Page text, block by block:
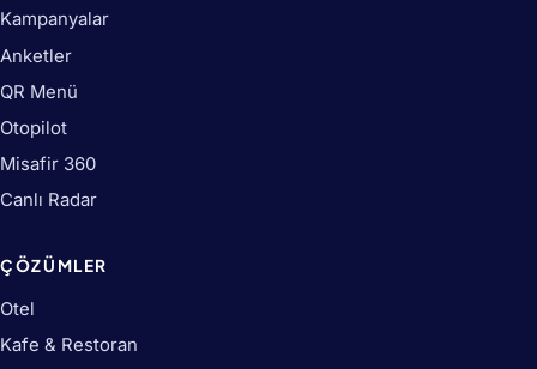
Kampanyalar
Anketler
QR Menü
Otopilot
Misafir 360
Canlı Radar
ÇÖZÜMLER
Otel
Kafe & Restoran